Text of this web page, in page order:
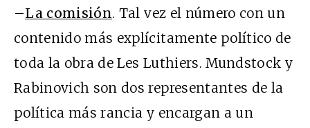
–La comisión. Tal vez el número con un
contenido más explícitamente político de
toda la obra de Les Luthiers. Mundstock y
Rabinovich son dos representantes de la
política más rancia y encargan a un